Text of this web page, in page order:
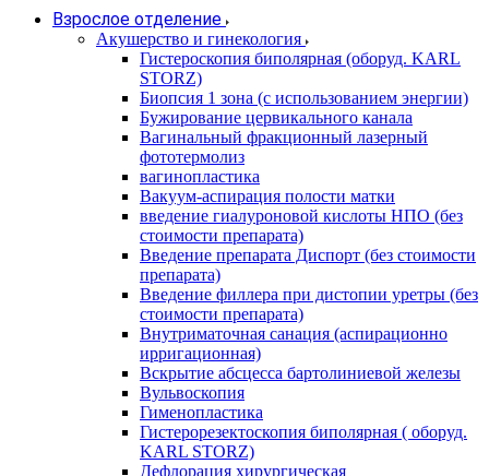
Взрослое отделение
Акушерство и гинекология
Гистероскопия биполярная (оборуд. KARL
STORZ)
Биопсия 1 зона (с использованием энергии)
Бужирование цервикального канала
Вагинальный фракционный лазерный
фототермолиз
вагинопластика
Вакуум-аспирация полости матки
введение гиалуроновой кислоты НПО (без
стоимости препарата)
Введение препарата Диспорт (без стоимости
препарата)
Введение филлера при дистопии уретры (без
стоимости препарата)
Внутриматочная санация (аспирационно
ирригационная)
Вскрытие абсцесса бартолиниевой железы
Вульвоскопия
Гименопластика
Гистерорезектоскопия биполярная ( оборуд.
KARL STORZ)
Дефлорация хирургическая